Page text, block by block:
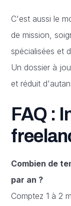
C'est aussi le
de mission,
spécialisées et
Un dossier à
et réduit
FAQ :
Combien de
par an ?
Comptez 1 à 2